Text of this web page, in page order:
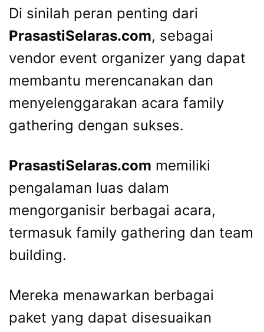
Di sinilah peran penting dari
PrasastiSelaras.com, sebagai
vendor event organizer yang dapat
membantu merencanakan dan
menyelenggarakan acara family
gathering dengan sukses.
PrasastiSelaras.com memiliki
pengalaman luas dalam
mengorganisir berbagai acara,
termasuk family gathering dan team
building.
Mereka menawarkan berbagai
paket yang dapat disesuaikan